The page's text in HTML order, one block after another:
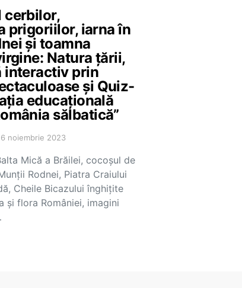
cerbilor,
prigoriilor, iarna în
și toamna
Natura țării,
interactiv prin
și Quiz-
educațională
sălbatică”
6 noiembrie 2023
Mică a Brăilei, cocoșul de
Rodnei, Piatra Craiului
Cheile Bicazului înghițite
și flora României, imagini